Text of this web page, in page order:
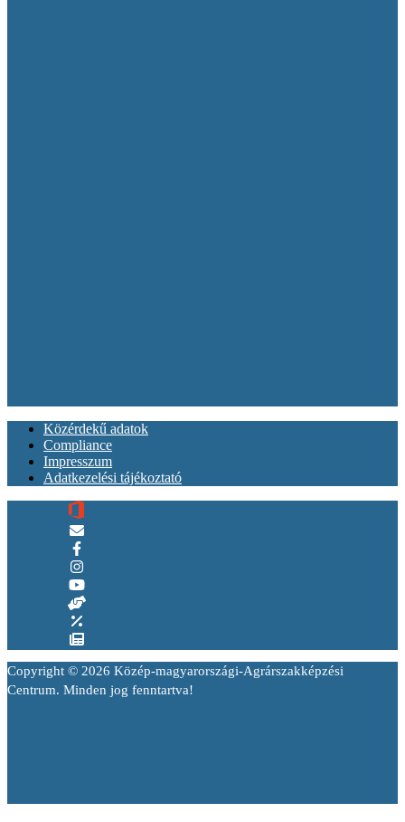
Közérdekű adatok
Compliance
Impresszum
Adatkezelési tájékoztató
Copyright © 2026 Közép-magyarországi-Agrárszakképzési
Centrum. Minden jog fenntartva!